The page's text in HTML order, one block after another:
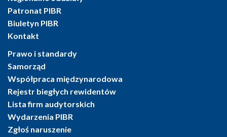
Patronat PIBR
Biuletyn PIBR
Kontakt
Prawo i standardy
Samorząd
Współpraca międzynarodowa
Rejestr biegłych rewidentów
Lista firm audytorskich
Wydarzenia PIBR
Zgłoś naruszenie